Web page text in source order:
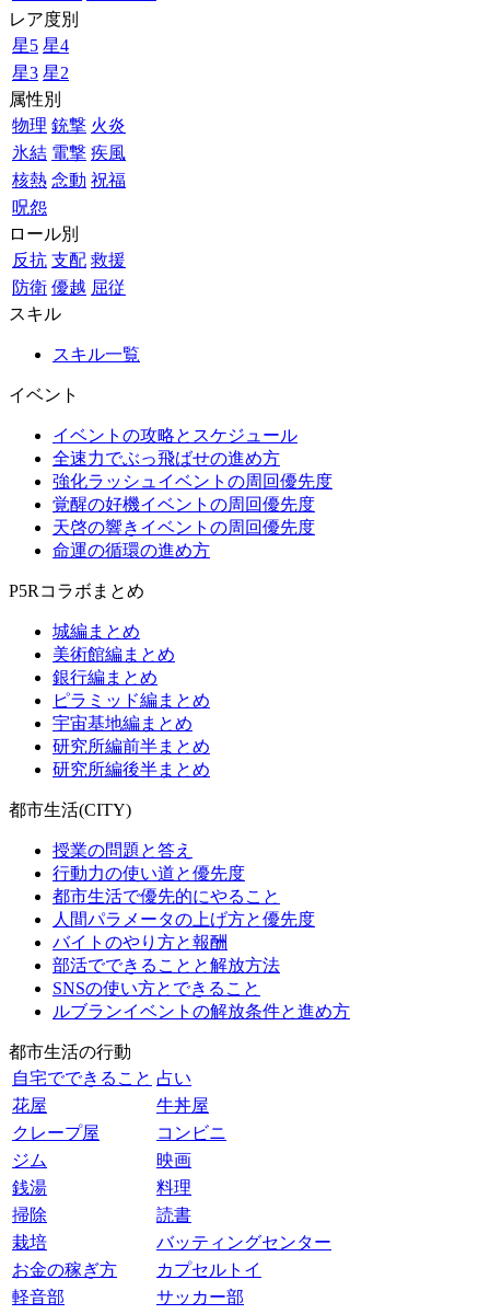
レア度別
星5 星4
星3 星2
属性別
物理 銃撃 火炎
氷結 電撃 疾風
核熱 念動 祝福
呪怨
ロール別
反抗 支配 救援
防衛 優越 屈従
スキル
スキル一覧
イベント
イベントの攻略とスケジュール
全速力でぶっ飛ばせの進め方
強化ラッシュイベントの周回優先度
覚醒の好機イベントの周回優先度
天啓の響きイベントの周回優先度
命運の循環の進め方
P5Rコラボまとめ
城編まとめ
美術館編まとめ
銀行編まとめ
ピラミッド編まとめ
宇宙基地編まとめ
研究所編前半まとめ
研究所編後半まとめ
都市生活(CITY)
授業の問題と答え
行動力の使い道と優先度
都市生活で優先的にやること
人間パラメータの上げ方と優先度
バイトのやり方と報酬
部活でできることと解放方法
SNSの使い方とできること
ルブランイベントの解放条件と進め方
都市生活の行動
自宅でできること 占い
花屋
牛丼屋
クレープ屋
コンビニ
ジム
映画
銭湯
料理
掃除
読書
栽培
バッティングセンター
お金の稼ぎ方
カプセルトイ
軽音部
サッカー部